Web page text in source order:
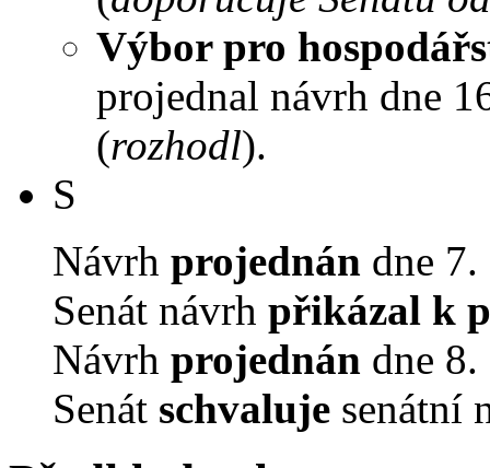
Výbor pro
projednal návrh dne
(rozhodl).
S
Návrh projednán dne
Senát návrh přikázal k
Návrh projednán dne
Senát schvaluje senátní